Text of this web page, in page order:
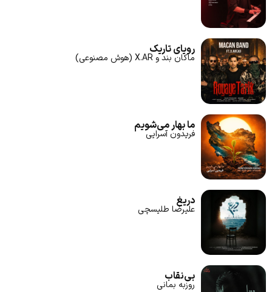
رویای تاریک
ماکان بند و X.AR (هوش مصنوعی)
ما بهار می‌شویم
فریدون آسرایی
دریغ
علیرضا طلیسچی
بی‌نقاب
روزبه بمانی